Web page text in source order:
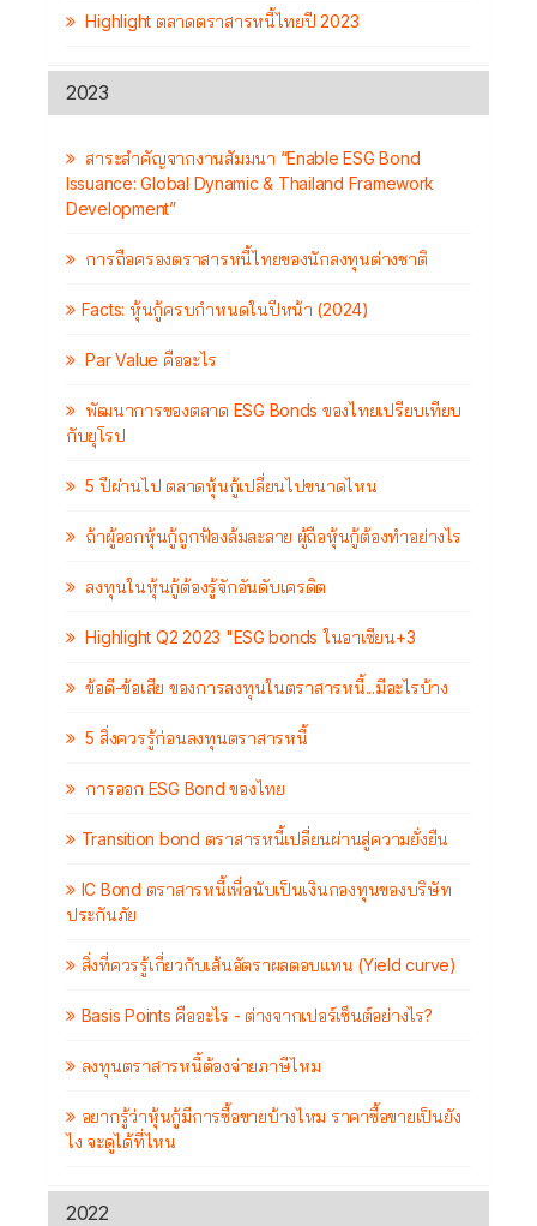
Highlight ตลาดตราสารหนี้ไทยปี 2023
2023
สาระสำคัญจากงานสัมมนา “Enable ESG Bond
Issuance: Global Dynamic & Thailand Framework
Development”
การถือครองตราสารหนี้ไทยของนักลงทุนต่างชาติ
Facts: หุ้นกู้ครบกำหนดในปีหน้า (2024)
Par Value คืออะไร
พัฒนาการของตลาด ESG Bonds ของไทยเปรียบเทียบ
กับยุโรป
5 ปีผ่านไป ตลาดหุ้นกู้เปลี่ยนไปขนาดไหน
ถ้าผู้ออกหุ้นกู้ถูกฟ้องล้มละลาย ผู้ถือหุ้นกู้ต้องทำอย่างไร
ลงทุนในหุ้นกู้ต้องรู้จักอันดับเครดิต
Highlight Q2 2023 "ESG bonds ในอาเซียน+3
ข้อดี-ข้อเสีย ของการลงทุนในตราสารหนี้...มีอะไรบ้าง
5 สิ่งควรรู้ก่อนลงทุนตราสารหนี้
การออก ESG Bond ของไทย
Transition bond ตราสารหนี้เปลี่ยนผ่านสู่ความยั่งยืน
IC Bond ตราสารหนี้เพื่อนับเป็นเงินกองทุนของบริษัท
ประกันภัย
สิ่งที่ควรรู้เกี่ยวกับเส้นอัตราผลตอบแทน (Yield curve)
Basis Points คืออะไร - ต่างจากเปอร์เซ็นต์อย่างไร?
ลงทุนตราสารหนี้ต้องจ่ายภาษีไหม
อยากรู้ว่าหุ้นกู้มีการซื้อขายบ้างไหม ราคาซื้อขายเป็นยัง
ไง จะดูได้ที่ไหน
2022